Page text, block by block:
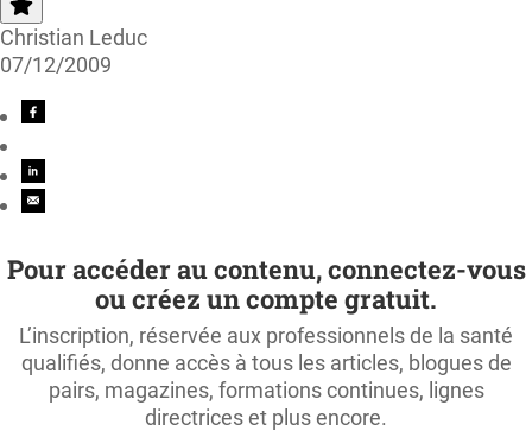
Christian Leduc
07/12/2009
Pour accéder au contenu, connectez-vous
ou créez un compte gratuit.
L’inscription, réservée aux professionnels de la santé
qualifiés, donne accès à tous les articles, blogues de
pairs, magazines, formations continues, lignes
directrices et plus encore.